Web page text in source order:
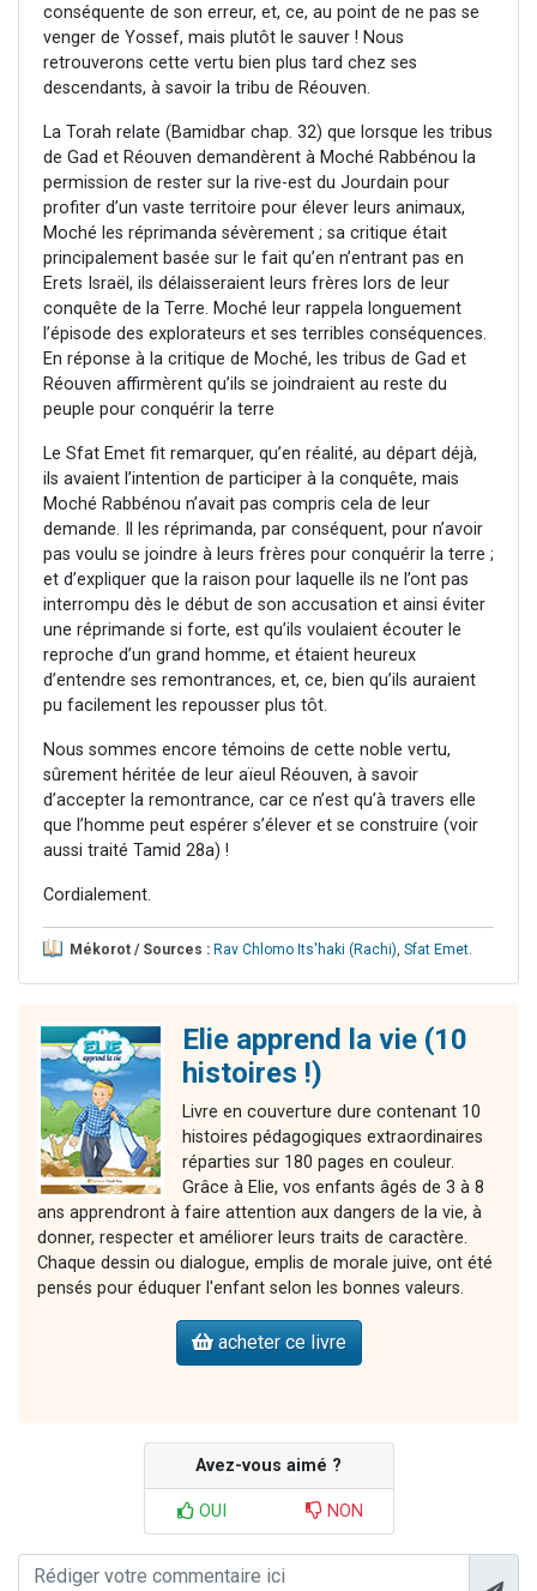
conséquente de son erreur, et, ce, au point de ne pas se
venger de Yossef, mais plutôt le sauver ! Nous
retrouverons cette vertu bien plus tard chez ses
descendants, à savoir la tribu de Réouven.
La Torah relate (Bamidbar chap. 32) que lorsque les tribus
de Gad et Réouven demandèrent à Moché Rabbénou la
permission de rester sur la rive-est du Jourdain pour
profiter d’un vaste territoire pour élever leurs animaux,
Moché les réprimanda sévèrement ; sa critique était
principalement basée sur le fait qu’en n’entrant pas en
Erets Israël, ils délaisseraient leurs frères lors de leur
conquête de la Terre. Moché leur rappela longuement
l’épisode des explorateurs et ses terribles conséquences.
En réponse à la critique de Moché, les tribus de Gad et
Réouven affirmèrent qu’ils se joindraient au reste du
peuple pour conquérir la terre
Le Sfat Emet fit remarquer, qu’en réalité, au départ déjà,
ils avaient l’intention de participer à la conquête, mais
Moché Rabbénou n’avait pas compris cela de leur
demande. Il les réprimanda, par conséquent, pour n’avoir
pas voulu se joindre à leurs frères pour conquérir la terre ;
et d’expliquer que la raison pour laquelle ils ne l’ont pas
interrompu dès le début de son accusation et ainsi éviter
une réprimande si forte, est qu’ils voulaient écouter le
reproche d’un grand homme, et étaient heureux
d’entendre ses remontrances, et, ce, bien qu’ils auraient
pu facilement les repousser plus tôt.
Nous sommes encore témoins de cette noble vertu,
sûrement héritée de leur aïeul Réouven, à savoir
d’accepter la remontrance, car ce n’est qu’à travers elle
que l’homme peut espérer s’élever et se construire (voir
aussi traité Tamid 28a) !
Cordialement.
Mékorot / Sources : Rav Chlomo Its'haki (Rachi), Sfat Emet.
Elie apprend la vie (10
histoires !)
Livre en couverture dure contenant 10
histoires pédagogiques extraordinaires
réparties sur 180 pages en couleur.
Grâce à Elie, vos enfants âgés de 3 à 8
ans apprendront à faire attention aux dangers de la vie, à
donner, respecter et améliorer leurs traits de caractère.
Chaque dessin ou dialogue, emplis de morale juive, ont été
pensés pour éduquer l'enfant selon les bonnes valeurs.
acheter ce livre
Avez-vous aimé ?
OUI NON